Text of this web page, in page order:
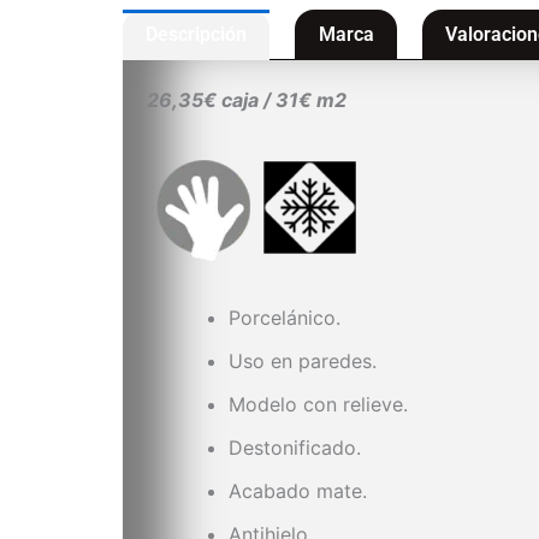
Marca
26,35€ caja / 31€ m2
Porcelánico.
Uso en paredes.
Modelo con relieve.
Destonificado.
Acabado mate.
Antihielo.